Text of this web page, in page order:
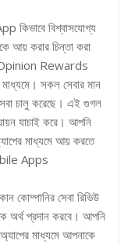
কিভাবে বিশ্বাসযোগ্য
আয় করার চিন্তা করা
Opinion Rewards
সকল সেবার মান
চালু করেছে। এই গুগল
যাচাই করে। আপনি
মাধ্যমে আয় করতে
Apps
কোম্পানির সেবা রিভিউ
অর্থ প্রদান করবে। আপনি
মাধ্যমে আপনাকে